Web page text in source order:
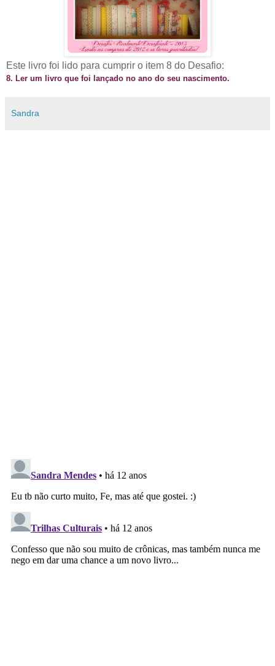
Este livro foi lido para cumprir o item 8 do Desafio:
8. Ler um livro que foi lançado no ano do seu nascimento.
Sandra